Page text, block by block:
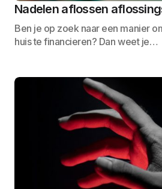
Nadelen aflossen
Ben je op zoek naar een manier
huis te financieren? Dan weet je…